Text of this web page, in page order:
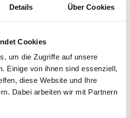
Details Über Cookies
Cookies
um die Zugriffe auf unsere
Einige von ihnen sind essenziell,
diese Website und Ihre
Dabei arbeiten wir mit Partnern
ihre Betreuungspersonen
Professoren haben durch
gute Kontakte zu
Da die kumulative
Teil aus der Veröffentlichung
besteht, können solche